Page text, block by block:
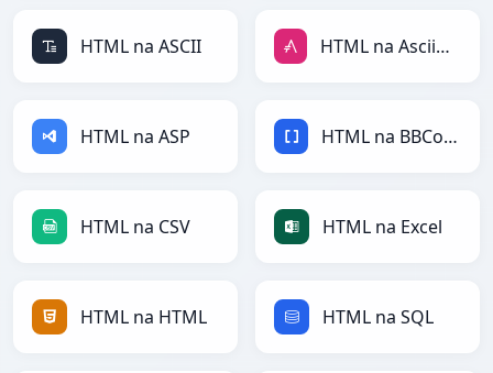
HTML na ASCII HTML na AsciiDoc
HTML na ASP HTML na BBCode
HTML na CSV HTML na Excel
HTML na HTML HTML na SQL